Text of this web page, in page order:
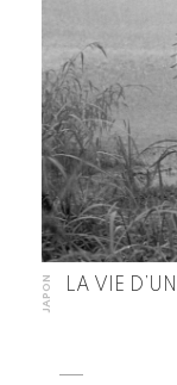
JAPON LA VIE